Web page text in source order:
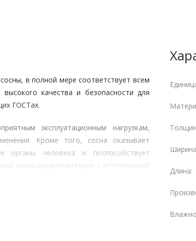
в полной мере соответствует всем
качества и безопасности для
ГОСТах.
эксплуатационным нагрузкам,
Кроме того, сосна оказывает
органы человека и поспособствует
очень привлекательно с эстетической
Длина: